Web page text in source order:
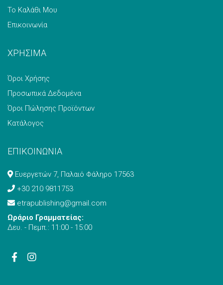
Το Καλάθι Μου
Επικοινωνία
ΧΡΗΣΙΜΑ
Όροι Χρήσης
Προσωπικά Δεδομένα
Όροι Πώλησης Προϊόντων
Κατάλογος
ΕΠΙΚΟΙΝΩΝΙΑ
Ευεργετών 7, Παλαιό Φάληρο 17563
+30 210 9811753
etrapublishing@gmail.com
Ωράριο Γραμματείας:
Δευ. - Πεμπ.: 11:00 - 15:00